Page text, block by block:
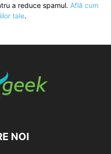
a reduce spamul. Află cum
tale.
NOI